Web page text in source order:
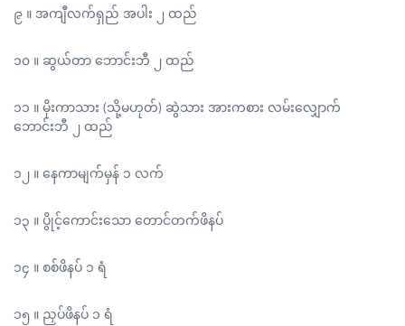
၉ ။ အကျီလက်ရှည် အပါး ၂ ထည်
၁၀ ။ ဆွယ်တာ ဘောင်းဘီ ၂ ထည်
၁၁ ။ မိုးကာသား (သို့မဟုတ်) ဆွဲသား အားကစား လမ်းလျှောက်
ဘောင်းဘီ ၂ ထည်
၁၂ ။ နေကာမျက်မှန် ၁ လက်
၁၃ ။ ပွိုင့်ကောင်းသော တောင်တက်ဖိနပ်
၁၄ ။ စစ်ဖိနပ် ၁ ရံ
၁၅ ။ ညှပ်ဖိနပ် ၁ ရံ